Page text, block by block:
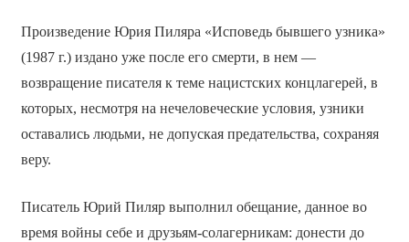
Произведение Юрия Пиляра «Исповедь бывшего узника»
(1987 г.) издано уже после его смерти, в нем —
возвращение писателя к теме нацистских концлагерей, в
которых, несмотря на нечеловеческие условия, узники
оставались людьми, не допуская предательства, сохраняя
веру.
Писатель Юрий Пиляр выполнил обещание, данное во
время войны себе и друзьям-солагерникам: донести до